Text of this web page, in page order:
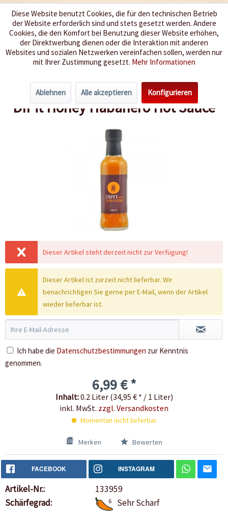
Wir würzen Ihr Leben
Menü
Übersicht Chicken Wing Saucen
DIPit Honey Habanero Hot Sauce
Dieser Artikel steht derzeit nicht zur Verfügung!
Dieser Artikel ist zurzeit nicht lieferbar. Wir
benachrichtigen Sie gerne per E-Mail, wenn der Artikel
wieder lieferbar ist.
Ich habe die Datenschutzbestimmungen zur Kenntnis
genommen.
6,99 € *
Inhalt:0.2 Liter (34,95 € * / 1 Liter)
inkl. MwSt. zzgl. Versandkosten
Momentan nicht lieferbar
Merken Bewerten
FACEBOOK INSTAGRAM
Artikel-Nr.:
133959
Schärfegrad:
6 Sehr Scharf
Diese Website benutzt Cookies, die für den technischen Betrieb
der Website erforderlich sind und stets gesetzt werden. Andere
Cookies, die den Komfort bei Benutzung dieser Website erhöhen,
der Direktwerbung dienen oder die Interaktion mit anderen
Websites und sozialen Netzwerken vereinfachen sollen, werden nur
mit Ihrer Zustimmung gesetzt. Mehr Informationen
Ablehnen Alle akzeptieren Konfigurieren